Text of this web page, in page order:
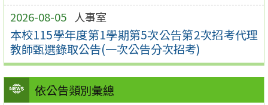
2026-08-05 人事室
本校115學年度第1學期第5次公告第2次招考代理
教師甄選錄取公告(一次公告分次招考)
依公告類別彙總